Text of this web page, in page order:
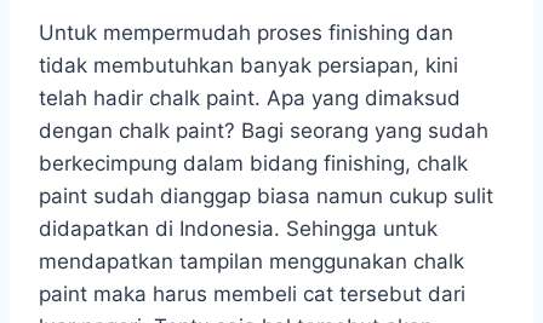
Untuk mempermudah proses finishing dan
tidak membutuhkan banyak persiapan, kini
telah hadir chalk paint. Apa yang dimaksud
dengan chalk paint? Bagi seorang yang sudah
berkecimpung dalam bidang finishing, chalk
paint sudah dianggap biasa namun cukup sulit
didapatkan di Indonesia. Sehingga untuk
mendapatkan tampilan menggunakan chalk
paint maka harus membeli cat tersebut dari